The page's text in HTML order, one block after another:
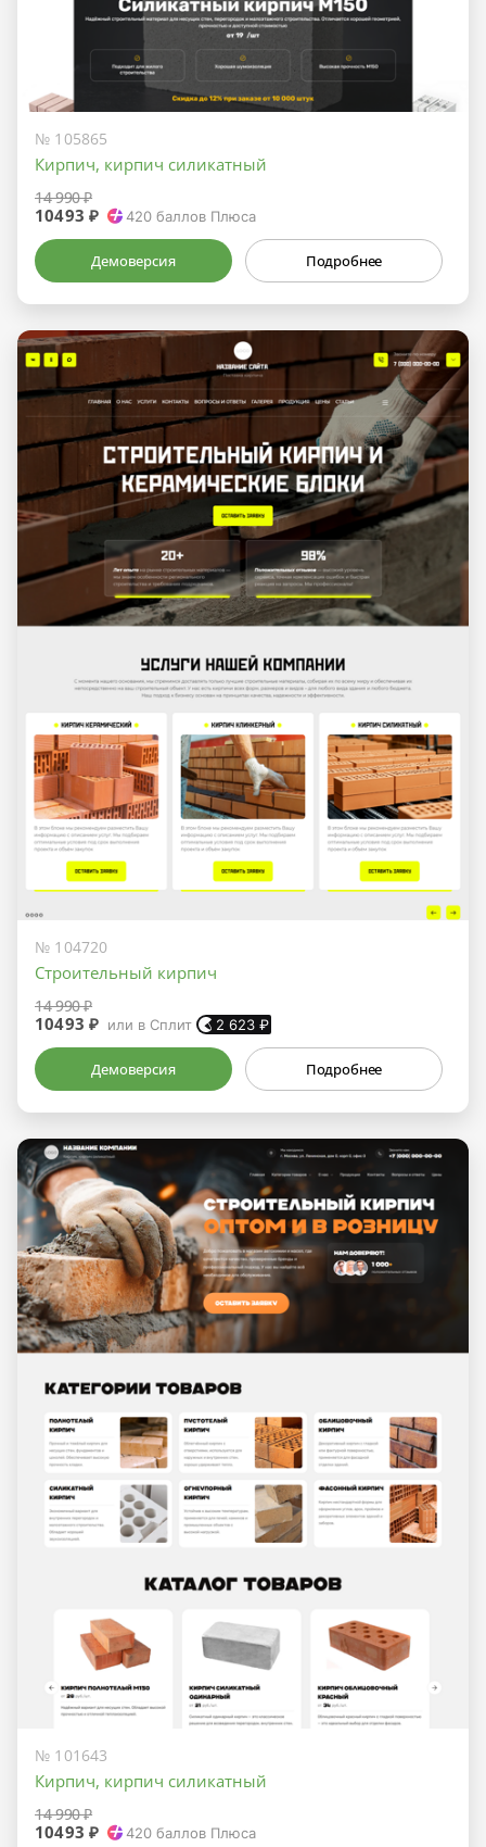
№ 105865
Кирпич, кирпич силикатный
14 990 ₽
10493 ₽ 420 баллов Плюса
Демоверсия Подробнее
№ 104720
Строительный кирпич
14 990 ₽
10493 ₽ или в Сплит 2 623 ₽
Демоверсия Подробнее
№ 101643
Кирпич, кирпич силикатный
14 990 ₽
10493 ₽ 420 баллов Плюса